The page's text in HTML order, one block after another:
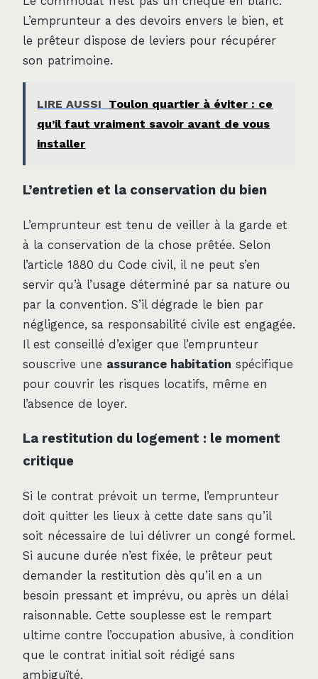
L’emprunteur a des devoirs envers le bien, et
le prêteur dispose de leviers pour récupérer
son patrimoine.
LIRE AUSSI
Toulon quartier à éviter : ce
qu’il faut vraiment savoir avant de vous
installer
L’entretien et la conservation du bien
L’emprunteur est tenu de veiller à la garde et
à la conservation de la chose prêtée. Selon
l’article 1880 du Code civil, il ne peut s’en
servir qu’à l’usage déterminé par sa nature ou
par la convention. S’il dégrade le bien par
négligence, sa responsabilité civile est engagée.
Il est conseillé d’exiger que l’emprunteur
souscrive une assurance habitation spécifique
pour couvrir les risques locatifs, même en
l’absence de loyer.
La restitution du logement : le moment
critique
Si le contrat prévoit un terme, l’emprunteur
doit quitter les lieux à cette date sans qu’il
soit nécessaire de lui délivrer un congé formel.
Si aucune durée n’est fixée, le prêteur peut
demander la restitution dès qu’il en a un
besoin pressant et imprévu, ou après un délai
raisonnable. Cette souplesse est le rempart
ultime contre l’occupation abusive, à condition
que le contrat initial soit rédigé sans
ambiguïté.